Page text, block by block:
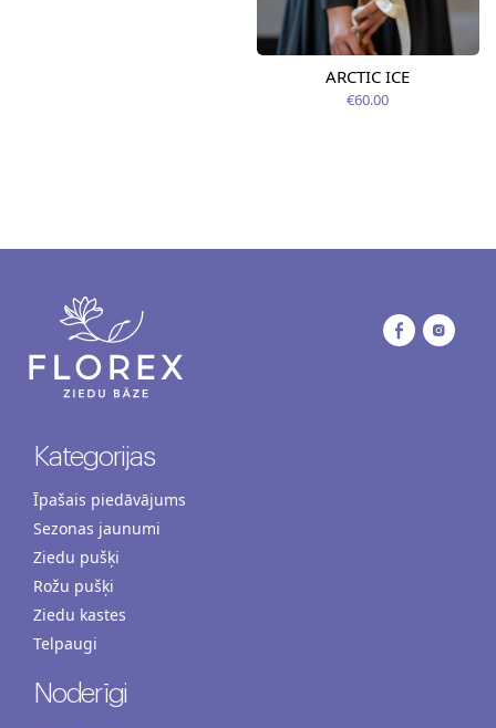
ARCTIC ICE
€60.00
Kategorijas
Īpašais piedāvājums
Sezonas jaunumi
Ziedu pušķi
Rožu pušķi
Ziedu kastes
Telpaugi
Noderīgi